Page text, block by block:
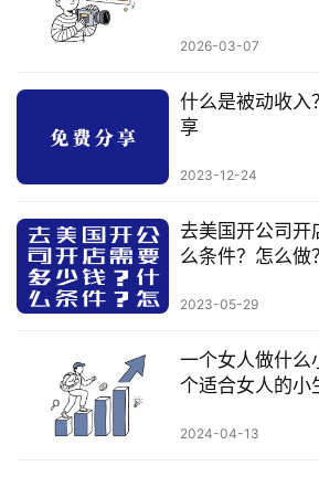
2026-03-07
什么是被动收入
享
2023-12-24
去美国开公司开
么条件？怎么做？
2023-05-29
一个女人做什么
个适合女人的小
2024-04-13